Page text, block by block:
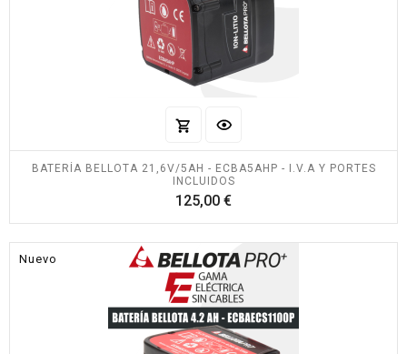
BATERÍA BELLOTA 21,6V/5AH - ECBA5AHP - I.V.A Y PORTES
INCLUIDOS
125,00 €Precio
Nuevo